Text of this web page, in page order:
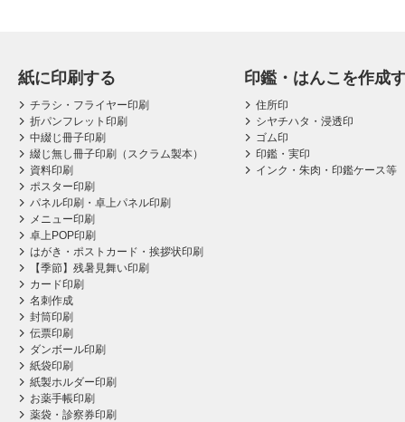
紙に印刷する
チラシ・フライヤー印刷
折パンフレット印刷
中綴じ冊子印刷
綴じ無し冊子印刷（スクラム製本）
資料印刷
ポスター印刷
パネル印刷・卓上パネル印刷
メニュー印刷
卓上POP印刷
はがき・ポストカード・挨拶状印刷
【季節】残暑見舞い印刷
カード印刷
名刺作成
封筒印刷
伝票印刷
ダンボール印刷
紙袋印刷
紙製ホルダー印刷
お薬手帳印刷
薬袋・診察券印刷
印鑑・はんこを作成
住所印
シヤチハタ・浸透印
ゴム印
印鑑・実印
インク・朱肉・印鑑ケース等